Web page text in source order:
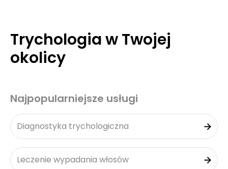
Trychologia w Twojej
okolicy
Najpopularniejsze usługi
Diagnostyka trychologiczna
Leczenie wypadania włosów